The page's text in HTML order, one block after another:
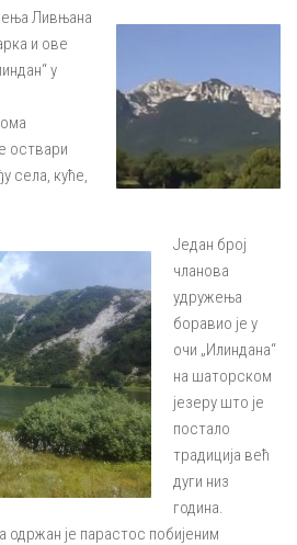
Ливњана
и ове
у
оствари
села, куће,
Један број
чланова
удружења
боравио је у
очи „Илиндана“
на шаторском
језеру што је
постало
традиција већ
дуги низ
година.
одржан је парастос побијеним